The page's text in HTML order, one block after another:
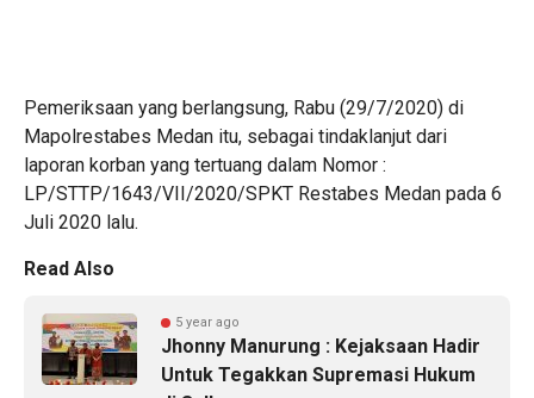
Pemeriksaan yang berlangsung, Rabu (29/7/2020) di
Mapolrestabes Medan itu, sebagai tindaklanjut dari
laporan korban yang tertuang dalam Nomor :
LP/STTP/1643/VII/2020/SPKT Restabes Medan pada 6
Juli 2020 lalu.
Read Also
5 year ago
Jhonny Manurung : Kejaksaan Hadir
Untuk Tegakkan Supremasi Hukum